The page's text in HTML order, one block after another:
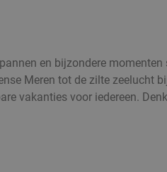
en bijzondere
Meren tot de zilte zeelucht
vakanties voor iedereen.